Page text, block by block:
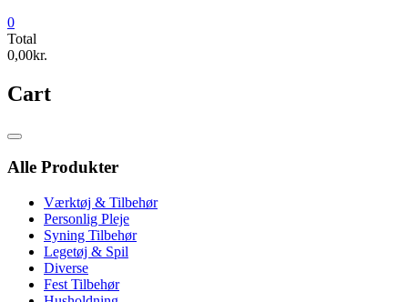
0
Total
0,00kr.
Cart
Catalog
Alle Produkter
Værktøj & Tilbehør
Personlig Pleje
Syning Tilbehør
Legetøj & Spil
Diverse
Fest Tilbehør